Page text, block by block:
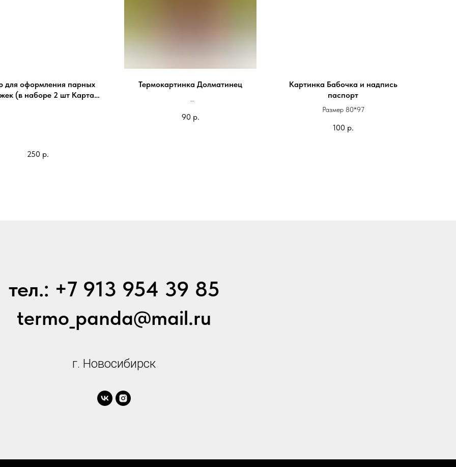
для оформления парных
(в наборе 2 шт Карта
250 р.
Термокартинка Долматинец
На паспорт 85*75мм - 60 руб
90 р.
Картинка Бабочка и надпись
паспорт
Размер 80*97
100 р.
тел.: +7 913 954 39 85
termo_panda@mail.ru
г. Новосибирск